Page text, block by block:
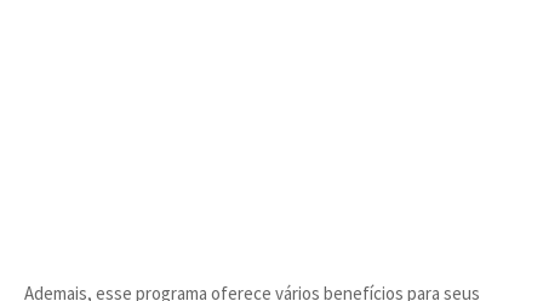
Ademais, esse programa oferece vários benefícios para seus